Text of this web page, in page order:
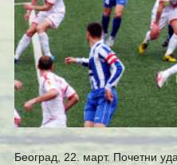
Београд, 22. март. Почетни